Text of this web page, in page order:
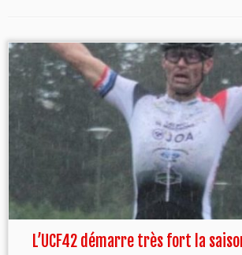
L’UCF42 démarre très fort la